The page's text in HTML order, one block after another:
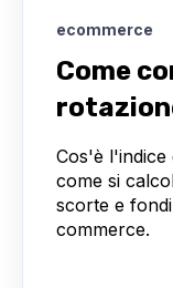
ecommerce
Come
Cos'è l'indice
come si
scorte e
commerce.